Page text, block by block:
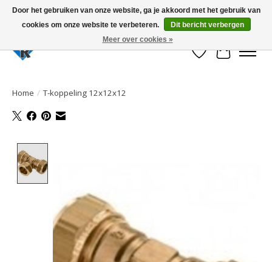
Large selection of products and fast shipping!
Verlanglijst
Home / T-koppeling 12x12x12
Door het gebruiken van onze website, ga je akkoord met het gebruik van
cookies om onze website te verbeteren.
Dit bericht verbergen
Meer over cookies »